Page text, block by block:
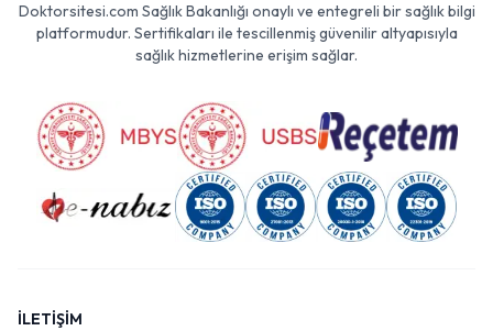
Doktorsitesi.com Sağlık Bakanlığı onaylı ve entegreli bir sağlık bilgi
platformudur. Sertifikaları ile tescillenmiş güvenilir altyapısıyla
sağlık hizmetlerine erişim sağlar.
İLETİŞİM